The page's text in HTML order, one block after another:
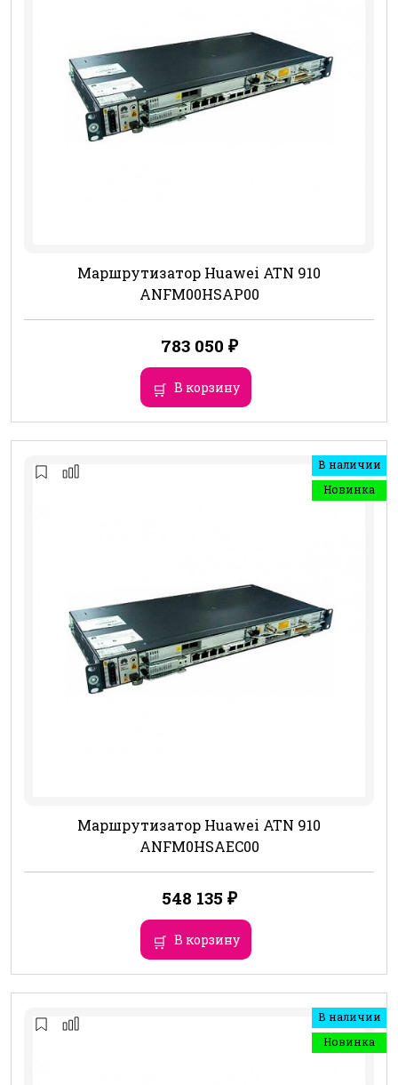
Маршрутизатор Huawei ATN 910
ANFM00HSAP00
783 050 ₽
В корзину
В наличии
Новинка
Маршрутизатор Huawei ATN 910
ANFM0HSAEC00
548 135 ₽
В корзину
В наличии
Новинка